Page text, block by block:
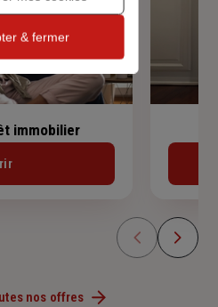
immobilier
nos offres
& fermer